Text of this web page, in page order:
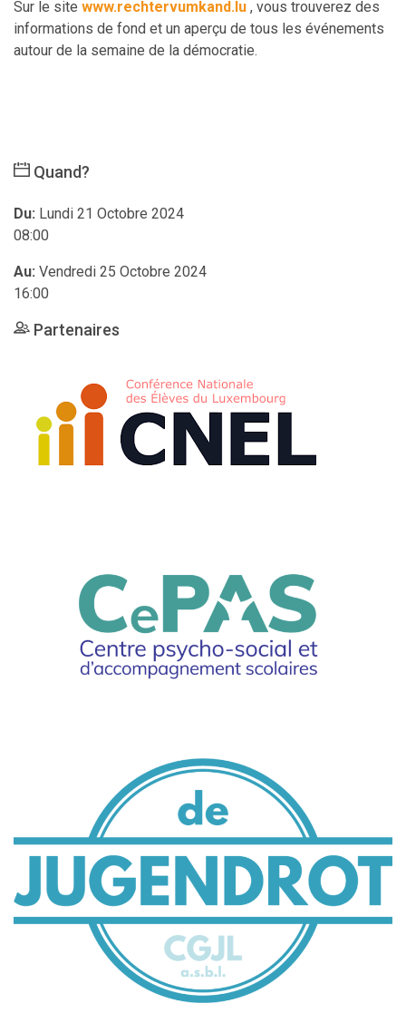
Sur le site www.rechtervumkand.lu , vous trouverez des
informations de fond et un aperçu de tous les événements
autour de la semaine de la démocratie.
Quand?
Du: Lundi 21 Octobre 2024
08:00
Au: Vendredi 25 Octobre 2024
16:00
Partenaires